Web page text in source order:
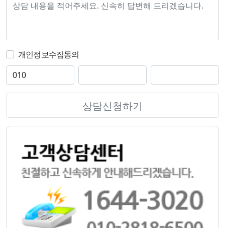
개인정보수집동의
상담신청하기